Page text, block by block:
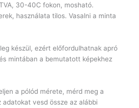
30-40C fokon, mosható.
használata tilos. Vasalni a minta
készül, ezért előfordulhatnak apró
mintában a bemutatott képekhez
a pólód mérete, mérd meg a
adatokat vesd össze az alábbi